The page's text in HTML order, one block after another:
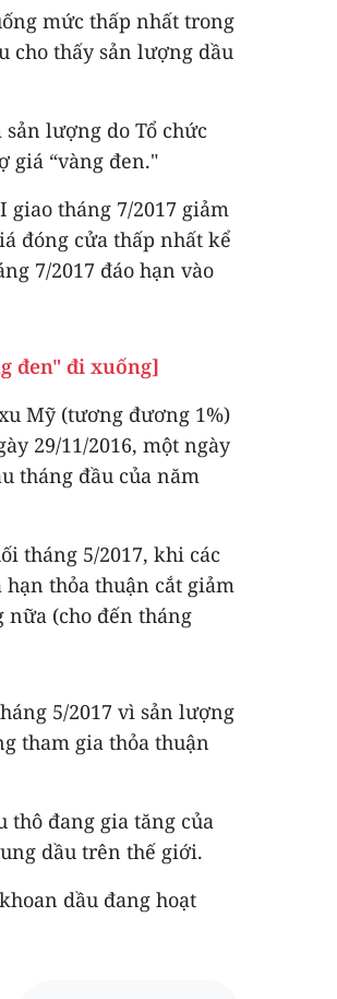
mức thấp nhất trong
cho thấy sản lượng dầu
lượng do Tổ chức
giá “vàng đen."
tháng 7/2017 giảm
đóng cửa thấp nhất kể
7/2017 đáo hạn vào
đen" đi xuống]
Mỹ (tương đương 1%)
29/11/2016, một ngày
tháng đầu của năm
tháng 5/2017, khi các
thỏa thuận cắt giảm
(cho đến tháng
5/2017 vì sản lượng
tham gia thỏa thuận
đang gia tăng của
dầu trên thế giới.
dầu đang hoạt